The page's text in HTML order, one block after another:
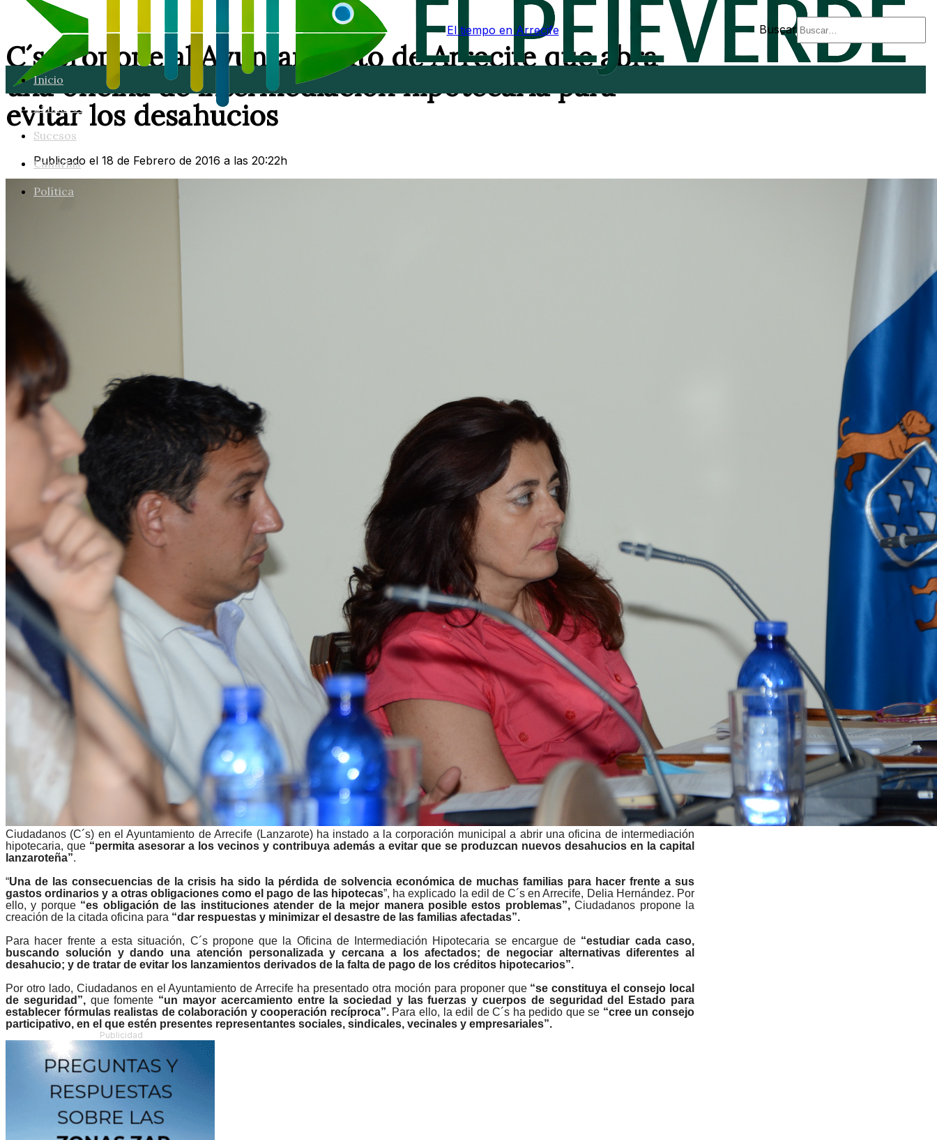
El tiempo en Arrecife Buscar
Inicio
Lanzarote
Sucesos
Canarias
Política
C´s propone al Ayuntamiento de Arrecife que abra
una oficina de intermediación hipotecaria para
evitar los desahucios
Publicado el 18 de Febrero de 2016 a las 20:22h
Ciudadanos (C´s) en el Ayuntamiento de Arrecife (Lanzarote) ha instado a la corporación municipal a abrir una oficina de intermediación
hipotecaria, que “permita asesorar a los vecinos y contribuya además a evitar que se produzcan nuevos desahucios en la capital
lanzaroteña”.
“Una de las consecuencias de la crisis ha sido la pérdida de solvencia económica de muchas familias para hacer frente a sus
gastos ordinarios y a otras obligaciones como el pago de las hipotecas”, ha explicado la edil de C´s en Arrecife, Delia Hernández. Por
ello, y porque “es obligación de las instituciones atender de la mejor manera posible estos problemas”,Ciudadanos propone la
creación de la citada oficina para “dar respuestas y minimizar el desastre de las familias afectadas”.
Para hacer frente a esta situación, C´s propone que la Oficina de Intermediación Hipotecaria se encargue de “estudiar cada caso,
buscando solución y dando una atención personalizada y cercana a los afectados; de negociar alternativas diferentes al
desahucio; y de tratar de evitar los lanzamientos derivados de la falta de pago de los créditos hipotecarios”.
Por otro lado, Ciudadanos en el Ayuntamiento de Arrecife ha presentado otra moción para proponer que “se constituya el consejo local
de seguridad”,que fomente “un mayor acercamiento entre la sociedad y las fuerzas y cuerpos de seguridad del Estado para
establecer fórmulas realistas de colaboración y cooperación recíproca”.Para ello, la edil de C´s ha pedido que se “cree un consejo
participativo, en el que estén presentes representantes sociales, sindicales, vecinales y empresariales”.
Publicidad